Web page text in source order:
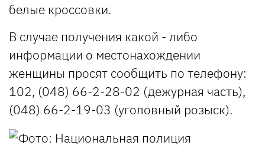
белые кроссовки.
В случае получения какой - либо
информации о местонахождении
женщины просят сообщить по телефону:
102, (048) 66-2-28-02 (дежурная часть),
(048) 66-2-19-03 (уголовный розыск).